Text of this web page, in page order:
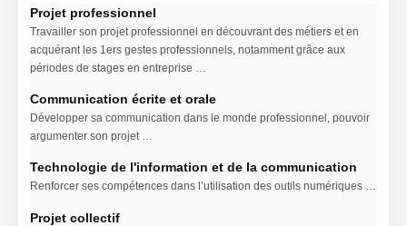
Projet professionnel
Travailler son projet professionnel en découvrant des métiers et en
acquérant les 1ers gestes professionnels, notamment grâce aux
périodes de stages en entreprise …
Communication écrite et orale
Développer sa communication dans le monde professionnel, pouvoir
argumenter son projet …
Technologie de l'information et de la communication
Renforcer ses compétences dans l’utilisation des outils numériques …
Projet collectif